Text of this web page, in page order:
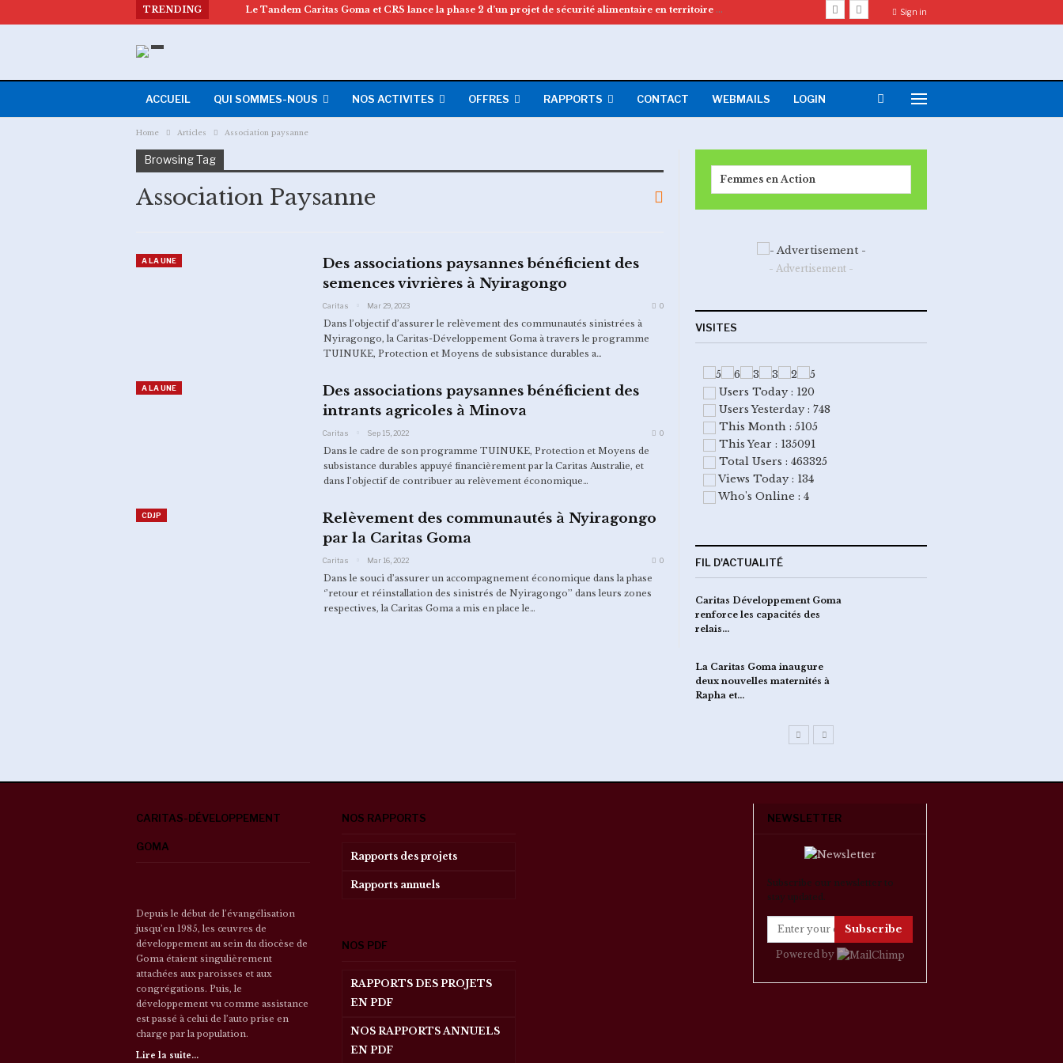
Sign in
TRENDING Le Tandem Caritas Goma et CRS lance la phase 2 d’un projet de sécurité alimentaire en territoire de Rutshuru.
ACCUEIL QUI SOMMES-NOUS NOS ACTIVITES OFFRES RAPPORTS CONTACT WEBMAILS LOGIN
Home Articles Association paysanne
Browsing Tag
Association Paysanne
A LA UNE
Des associations paysannes bénéficient des
semences vivrières à Nyiragongo
Caritas Mar 29, 2023 0
Dans l’objectif d’assurer le relèvement des communautés sinistrées à
Nyiragongo, la Caritas-Développement Goma à travers le programme
TUINUKE, Protection et Moyens de subsistance durables a…
A LA UNE
Des associations paysannes bénéficient des
intrants agricoles à Minova
Caritas Sep 15, 2022 0
Dans le cadre de son programme TUINUKE, Protection et Moyens de
subsistance durables appuyé financièrement par la Caritas Australie, et
dans l’objectif de contribuer au relèvement économique…
CDJP
Relèvement des communautés à Nyiragongo
par la Caritas Goma
Caritas Mar 16, 2022 0
Dans le souci d’assurer un accompagnement économique dans la phase
‘’retour et réinstallation des sinistrés de Nyiragongo’’ dans leurs zones
respectives, la Caritas Goma a mis en place le…
Femmes en Action
- Advertisement -
VISITES
Users Today : 120
Users Yesterday : 748
This Month : 5105
This Year : 135091
Total Users : 463325
Views Today : 134
Who's Online : 4
FIL D'ACTUALITÉ
sensibilisation communautaire
Le Tandem Caritas Goma et
CRS lance la phase 2 d’un
Caritas Développement Goma
renforce les capacités des
relais…
La Caritas Goma inaugure
deux nouvelles maternités à
Rapha et…
CARITAS-DÉVELOPPEMENT
GOMA
Depuis le début de l’évangélisation
jusqu’en 1985, les œuvres de
développement au sein du diocèse de
Goma étaient singulièrement
attachées aux paroisses et aux
congrégations. Puis, le
développement vu comme assistance
est passé à celui de l’auto prise en
charge par la population.
Lire la suite...
NOS RAPPORTS
Rapports des projets
Rapports annuels
NOS PDF
RAPPORTS DES PROJETS
EN PDF
NOS RAPPORTS ANNUELS
EN PDF
NEWSLETTER
Subscribe our newsletter to
stay updated.
Subscribe
Powered by